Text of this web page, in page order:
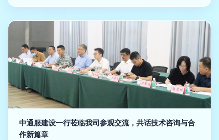
中通服建设一行莅临我司参观交流，共话技术咨询与合
作新篇章